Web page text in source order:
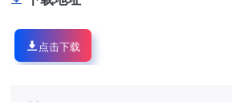
点击下载